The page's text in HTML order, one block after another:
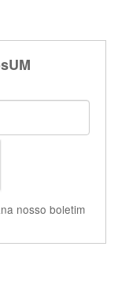
nosso boletim